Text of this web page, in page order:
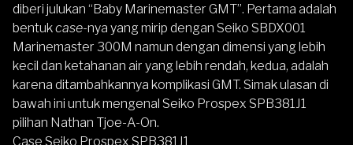
diberi julukan “Baby Marinemaster GMT”. Pertama adalah
bentukcase-nya yang mirip dengan Seiko SBDX001
Marinemaster 300M namun dengan dimensi yang lebih
kecil dan ketahanan air yang lebih rendah, kedua, adalah
karena ditambahkannya komplikasi GMT. Simak ulasan di
bawah ini untuk mengenal Seiko Prospex SPB381J1
pilihan Nathan Tjoe-A-On.
Case Seiko Prospex SPB381J1